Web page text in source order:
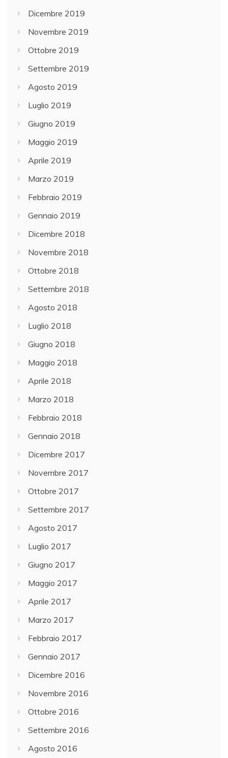
Dicembre 2019
Novembre 2019
Ottobre 2019
Settembre 2019
Agosto 2019
Luglio 2019
Giugno 2019
Maggio 2019
Aprile 2019
Marzo 2019
Febbraio 2019
Gennaio 2019
Dicembre 2018
Novembre 2018
Ottobre 2018
Settembre 2018
Agosto 2018
Luglio 2018
Giugno 2018
Maggio 2018
Aprile 2018
Marzo 2018
Febbraio 2018
Gennaio 2018
Dicembre 2017
Novembre 2017
Ottobre 2017
Settembre 2017
Agosto 2017
Luglio 2017
Giugno 2017
Maggio 2017
Aprile 2017
Marzo 2017
Febbraio 2017
Gennaio 2017
Dicembre 2016
Novembre 2016
Ottobre 2016
Settembre 2016
Agosto 2016